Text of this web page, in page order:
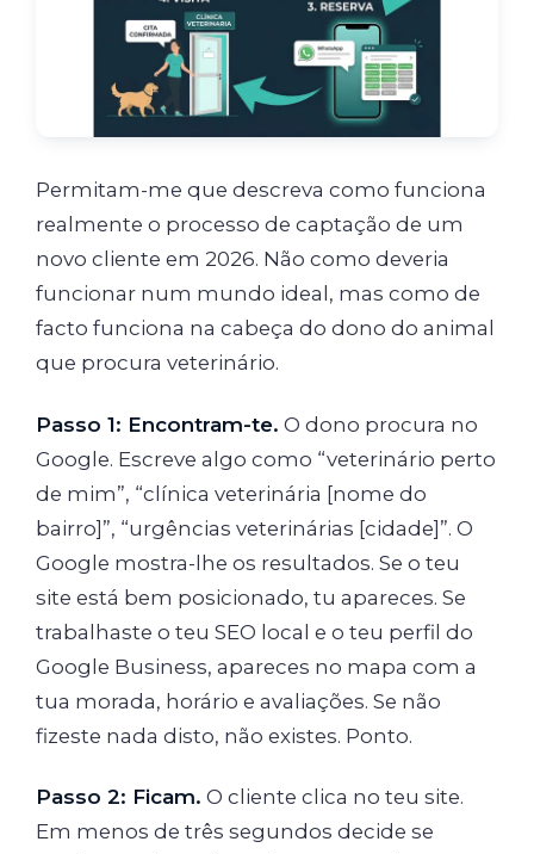
Permitam-me que descreva como funciona
realmente o processo de captação de um
novo cliente em 2026. Não como deveria
funcionar num mundo ideal, mas como de
facto funciona na cabeça do dono do animal
que procura veterinário.
Passo 1: Encontram-te. O dono procura no
Google. Escreve algo como “veterinário perto
de mim”, “clínica veterinária [nome do
bairro]”, “urgências veterinárias [cidade]”. O
Google mostra-lhe os resultados. Se o teu
site está bem posicionado, tu apareces. Se
trabalhaste o teu SEO local e o teu perfil do
Google Business, apareces no mapa com a
tua morada, horário e avaliações. Se não
fizeste nada disto, não existes. Ponto.
Passo 2: Ficam. O cliente clica no teu site.
Em menos de três segundos decide se